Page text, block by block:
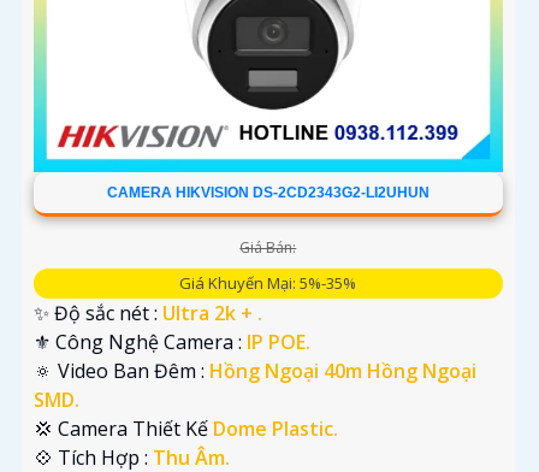
CAMERA HIKVISION DS-2CD2343G2-LI2UHUN
Giá Bán:
Giá Khuyến Mại: 5%-35%
✨ Độ sắc nét : Ultra 2k + .
⚜️ Công Nghệ Camera : IP POE.
🔅 Video Ban Đêm : Hồng Ngoại 40m Hồng Ngoại
SMD.
💢 Camera Thiết Kế Dome Plastic.
️💠 Tích Hợp : Thu Âm.